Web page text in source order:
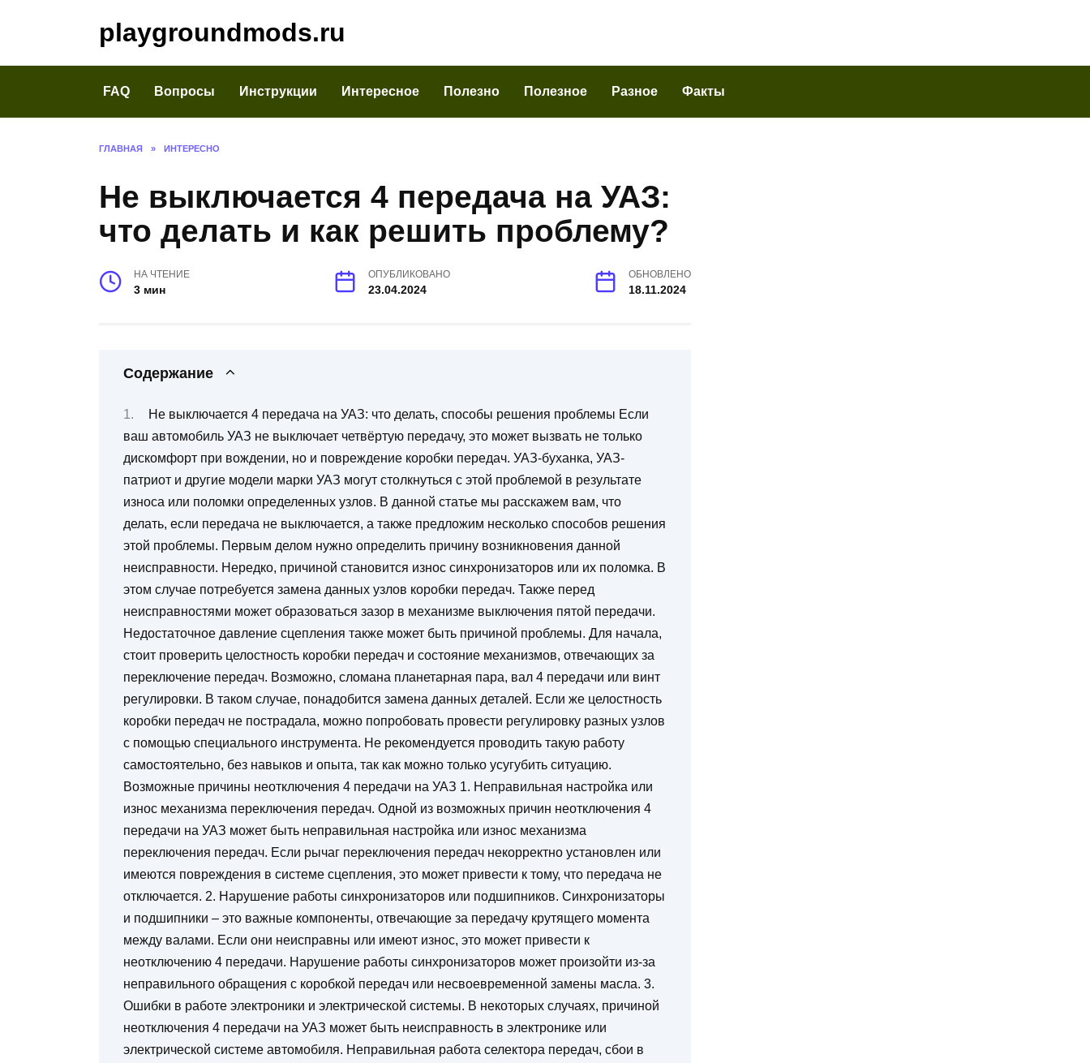
playgroundmods.ru
FAQ Вопросы Инструкции Интересное Полезно Полезное Разное Факты
ГЛАВНАЯ » ИНТЕРЕСНО
Не выключается 4 передача на УАЗ:
что делать и как решить проблему?
НА ЧТЕНИЕ
3 мин
ОПУБЛИКОВАНО
23.04.2024
ОБНОВЛЕНО
18.11.2024
Содержание
Не выключается 4 передача на УАЗ: что делать, способы решения проблемы Если
ваш автомобиль УАЗ не выключает четвёртую передачу, это может вызвать не только
дискомфорт при вождении, но и повреждение коробки передач. УАЗ-буханка, УАЗ-
патриот и другие модели марки УАЗ могут столкнуться с этой проблемой в результате
износа или поломки определенных узлов. В данной статье мы расскажем вам, что
делать, если передача не выключается, а также предложим несколько способов решения
этой проблемы. Первым делом нужно определить причину возникновения данной
неисправности. Нередко, причиной становится износ синхронизаторов или их поломка. В
этом случае потребуется замена данных узлов коробки передач. Также перед
неисправностями может образоваться зазор в механизме выключения пятой передачи.
Недостаточное давление сцепления также может быть причиной проблемы. Для начала,
стоит проверить целостность коробки передач и состояние механизмов, отвечающих за
переключение передач. Возможно, сломана планетарная пара, вал 4 передачи или винт
регулировки. В таком случае, понадобится замена данных деталей. Если же целостность
коробки передач не пострадала, можно попробовать провести регулировку разных узлов
с помощью специального инструмента. Не рекомендуется проводить такую работу
самостоятельно, без навыков и опыта, так как можно только усугубить ситуацию.
Возможные причины неотключения 4 передачи на УАЗ 1. Неправильная настройка или
износ механизма переключения передач. Одной из возможных причин неотключения 4
передачи на УАЗ может быть неправильная настройка или износ механизма
переключения передач. Если рычаг переключения передач некорректно установлен или
имеются повреждения в системе сцепления, это может привести к тому, что передача не
отключается. 2. Нарушение работы синхронизаторов или подшипников. Синхронизаторы
и подшипники – это важные компоненты, отвечающие за передачу крутящего момента
между валами. Если они неисправны или имеют износ, это может привести к
неотключению 4 передачи. Нарушение работы синхронизаторов может произойти из-за
неправильного обращения с коробкой передач или несвоевременной замены масла. 3.
Ошибки в работе электроники и электрической системы. В некоторых случаях, причиной
неотключения 4 передачи на УАЗ может быть неисправность в электронике или
электрической системе автомобиля. Неправильная работа селектора передач, сбои в